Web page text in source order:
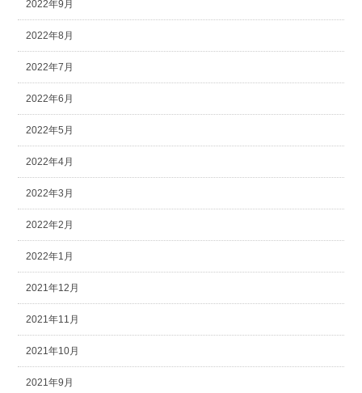
2022年9月
2022年8月
2022年7月
2022年6月
2022年5月
2022年4月
2022年3月
2022年2月
2022年1月
2021年12月
2021年11月
2021年10月
2021年9月